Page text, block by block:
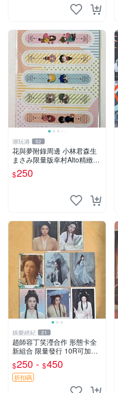
潮玩港 52
花與夢附錄周邊 小林君森生
まさみ限量版幸村Alto精緻公
仔 伊沢玲手繪幸村阿爾ト收
藏品 川原泉貓系男子周邊商
$250
娛樂經紀 21
趙師容丁笑瀅合作 形態卡全
新組合 限量發行 10R可加印
現貨25R 形態卡 趙師容 丁笑
瀅 印簽
$250 - $450
折扣碼